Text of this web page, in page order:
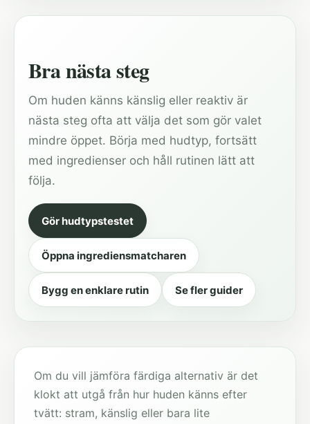
Bra nästa steg
Om huden känns känslig eller reaktiv är
nästa steg ofta att välja det som gör valet
mindre öppet. Börja med hudtyp, fortsätt
med ingredienser och håll rutinen lätt att
följa.
Gör hudtypstestet
Öppna ingrediensmatcharen
Bygg en enklare rutin Se fler guider
Om du vill jämföra färdiga alternativ är det
klokt att utgå från hur huden känns efter
tvätt: stram, känslig eller bara lite